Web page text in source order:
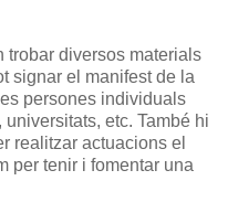
trobar diversos materials
signar el manifest de la
persones individuals
etc. També hi
realitzar actuacions el
per tenir i fomentar una